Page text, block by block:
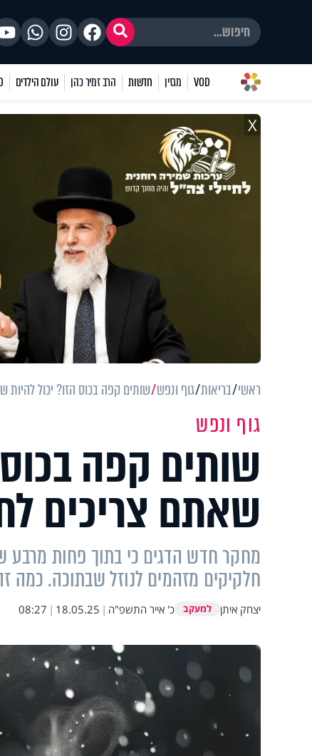
VOD מגזין חדשות הרב זמיר כהן עולם הילדים
X
ראשי בריאות גוף ונפש שותים קפה בכוס הזו? יכול
גוף ונפש
שותים קפה
שאתם צריכים
מחקר חדש הדגים כי בתוך פחות
חלקיקים מזהמים לנוזל שבתוכה. כמה
יצחק איתן למעקב כ' אייר התשפ"ה |
18.05.25
|
08:27